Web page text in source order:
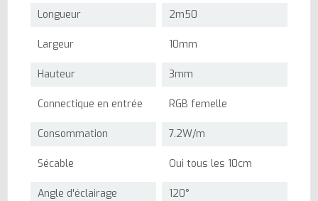
Longueur 2m50
Largeur 10mm
Hauteur 3mm
Connectique en entrée RGB femelle
Consommation 7.2W/m
Sécable Oui tous les 10cm
Angle d'éclairage 120°